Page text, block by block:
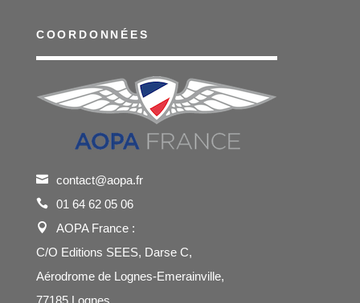
COORDONNÉES
contact@aopa.fr
01 64 62 05 06
AOPA France :
C/O Editions SEES, Darse C,
Aérodrome de Lognes-Emerainville,
77185 Lognes